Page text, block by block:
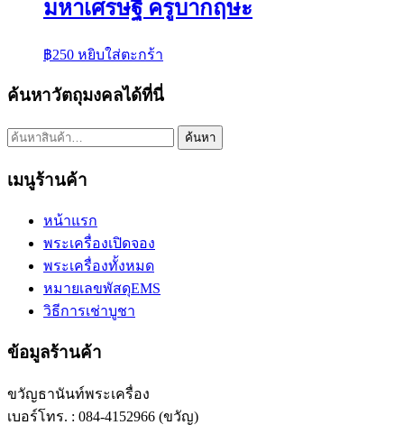
มหาเศรษฐี ครูบากฤษะ
฿250 หยิบใส่ตะกร้า
ค้นหาวัตถุมงคลได้ที่นี่
ค้นหา: ค้นหา
เมนูร้านค้า
หน้าแรก
พระเครื่องเปิดจอง
พระเครื่องทั้งหมด
หมายเลขพัสดุEMS
วิธีการเช่าบูชา
ข้อมูลร้านค้า
ขวัญธานันท์พระเครื่อง
เบอร์โทร. : 084-4152966 (ขวัญ)